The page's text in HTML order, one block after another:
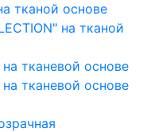
тканой основе
на тканой
тканевой основе
тканевой основе